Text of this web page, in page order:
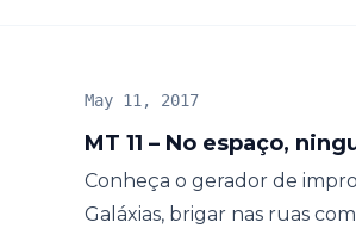
MT 11 – No espaço,
May 11, 2017
Conheça o gerador de
Galáxias, brigar nas ruas